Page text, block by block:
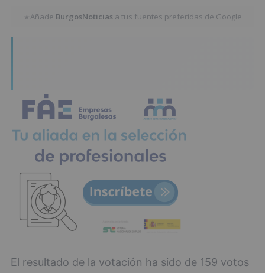
★Añade BurgosNoticias a tus fuentes preferidas de Google
El resultado de la votación ha sido de 159 votos